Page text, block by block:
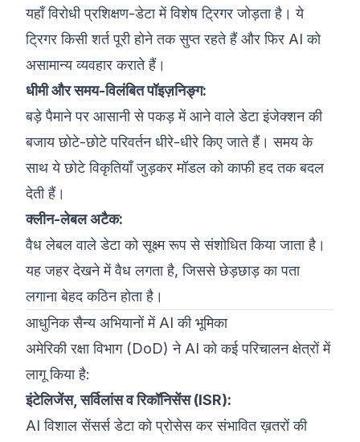
यहाँ विरोधी प्रशिक्षण-डेटा में विशेष ट्रिगर जोड़ता है। ये
ट्रिगर किसी शर्त पूरी होने तक सुप्त रहते हैं और फिर AI को
असामान्य व्यवहार कराते हैं।
धीमी और समय-विलंबित पॉइज़निङ्ग:
बड़े पैमाने पर आसानी से पकड़ में आने वाले डेटा इंजेक्शन की
बजाय छोटे-छोटे परिवर्तन धीरे-धीरे किए जाते हैं। समय के
साथ ये छोटे विकृतियाँ जुड़कर मॉडल को काफी हद तक बदल
देती हैं।
क्लीन-लेबल अटैक:
वैध लेबल वाले डेटा को सूक्ष्म रूप से संशोधित किया जाता है।
यह जहर देखने में वैध लगता है, जिससे छेड़छाड़ का पता
लगाना बेहद कठिन होता है।
आधुनिक सैन्य अभियानों में AI की भूमिका
अमेरिकी रक्षा विभाग (DoD) ने AI को कई परिचालन क्षेत्रों में
लागू किया है:
इंटेलिजेंस, सर्विलांस व रिकॉनिसेंस (ISR):
AI विशाल सेंसर्स डेटा को प्रोसेस कर संभावित ख़तरों की